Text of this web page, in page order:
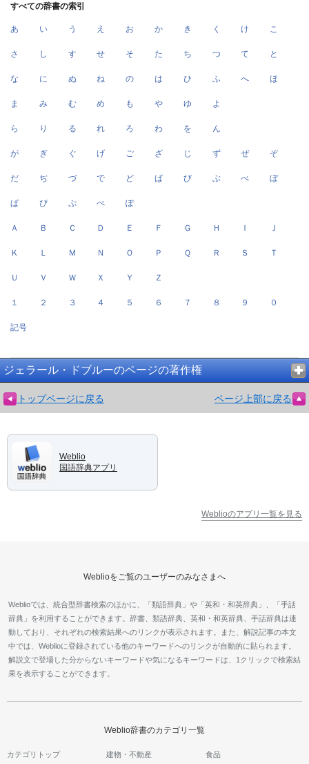
すべての辞書の索引
あ い う え お か き く け こ
さ し す せ そ た ち つ て と
な に ぬ ね の は ひ ふ へ ほ
ま み む め も や ゆ よ
ら り る れ ろ わ を ん
が ぎ ぐ げ ご ざ じ ず ぜ ぞ
だ ぢ づ で ど ば び ぶ べ ぼ
ぱ ぴ ぷ ぺ ぽ
Ａ Ｂ Ｃ Ｄ Ｅ Ｆ Ｇ Ｈ Ｉ Ｊ
Ｋ Ｌ Ｍ Ｎ Ｏ Ｐ Ｑ Ｒ Ｓ Ｔ
Ｕ Ｖ Ｗ Ｘ Ｙ Ｚ
１ ２ ３ ４ ５ ６ ７ ８ ９ ０
記号
ジェラール・ドブルーのページの著作権
トップページに戻る ページ上部に戻る
Weblio
国語辞典アプリ
Weblioのアプリ一覧を見る
Weblioをご覧のユーザーのみなさまへ
Weblioでは、統合型辞書検索のほかに、「類語辞典」や「英和・和英辞典」、「手話
辞典」を利用することができます。辞書、類語辞典、英和・和英辞典、手話辞典は連
動しており、それぞれの検索結果へのリンクが表示されます。また、解説記事の本文
中では、Weblioに登録されている他のキーワードへのリンクが自動的に貼られます。
解説文で登場した分からないキーワードや気になるキーワードは、1クリックで検索結
果を表示することができます。
Weblio辞書のカテゴリ一覧
カテゴリトップ 建物・不動産 食品